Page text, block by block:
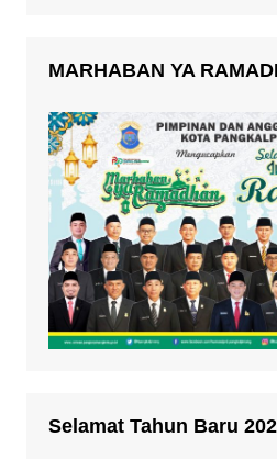
MARHABAN YA
Selamat Tahun Baru